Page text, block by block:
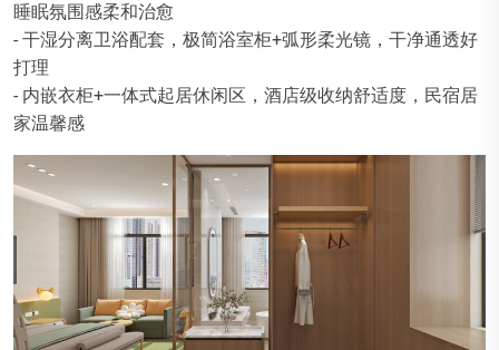
睡眠氛围感柔和治愈
- 干湿分离卫浴配套，极简浴室柜+弧形柔光镜，干净通透好
打理
- 内嵌衣柜+一体式起居休闲区，酒店级收纳舒适度，民宿居
家温馨感